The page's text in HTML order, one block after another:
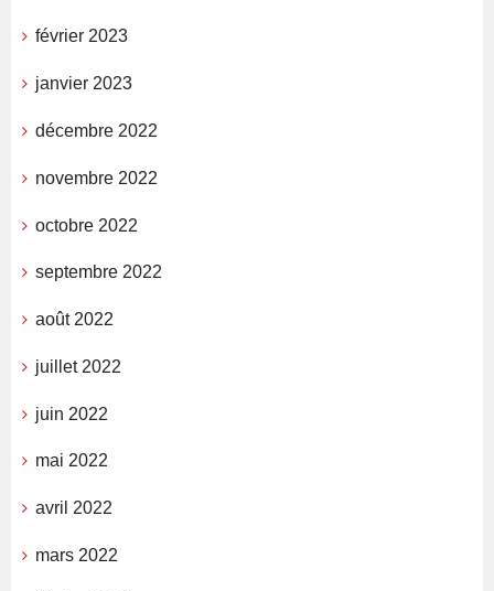
février 2023
janvier 2023
décembre 2022
novembre 2022
octobre 2022
septembre 2022
août 2022
juillet 2022
juin 2022
mai 2022
avril 2022
mars 2022